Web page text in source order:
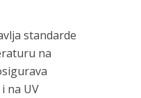
standarde
na
na UV